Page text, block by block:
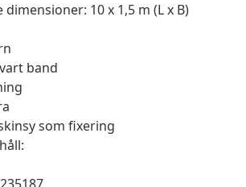
10 x 1,5 m (L x B)
band
som fixering